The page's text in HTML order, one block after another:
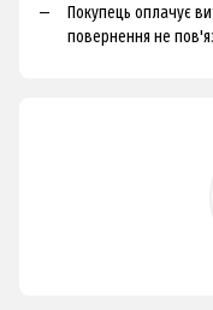
Покупець оплачує
повернення не